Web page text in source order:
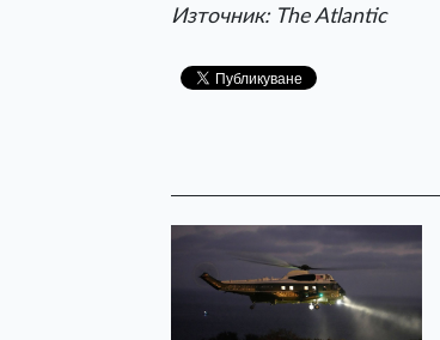
Източник: The Atlantic